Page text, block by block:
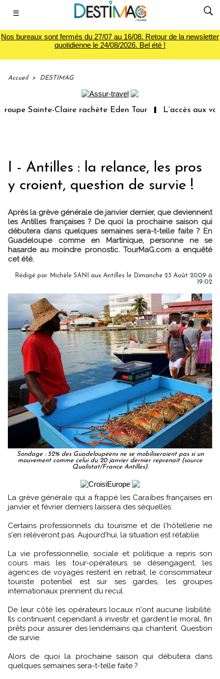
☰
Nos bureaux sont fermés du 27/07 au 16/08. Retour de la newsletter
quotidienne le 24/08/2026. Bel été !
Accueil > DESTIMAG
Sainte-Claire rachète Eden Tour L’accès aux
I - Antilles : la relance, les pros
y croient, question de survie !
Après la grève générale de janvier dernier, que deviennent
les Antilles françaises ? De quoi la prochaine saison qui
débutera dans quelques semaines sera-t-telle faite ? En
Guadeloupe comme en Martinique, personne ne se
hasarde au moindre pronostic. TourMaG.com a enquêté
cet été.
Rédigé par Michèle SANI aux Antilles le Dimanche 23 Août 2009 à
19:02
Sondage : 52% des Guadeloupéens ne se mobiliseraient pas si un
mouvement comme celui du 20 janvier dernier reprenait (source
Qualistat/France Antilles).
La grève générale qui a frappé les Caraïbes françaises en
janvier et février derniers laissera des séquelles.
Certains professionnels du tourisme et de l'hôtellerie ne
s'en relèveront pas. Aujourd'hui, la situation est rétablie.
La vie professionnelle, sociale et politique a repris son
cours mais les tour-opérateurs se désengagent, les
agences de voyages restent en retrait, le consommateur
touriste potentiel est sur ses gardes, les groupes
internationaux prennent du recul.
De leur côté les opérateurs locaux n'ont aucune lisibilité.
Ils continuent cependant à investir et gardent le moral, fin
prêts pour assurer des lendemains qui chantent. Question
de survie.
Alors de quoi la prochaine saison qui débutera dans
quelques semaines sera-t-telle faite ?